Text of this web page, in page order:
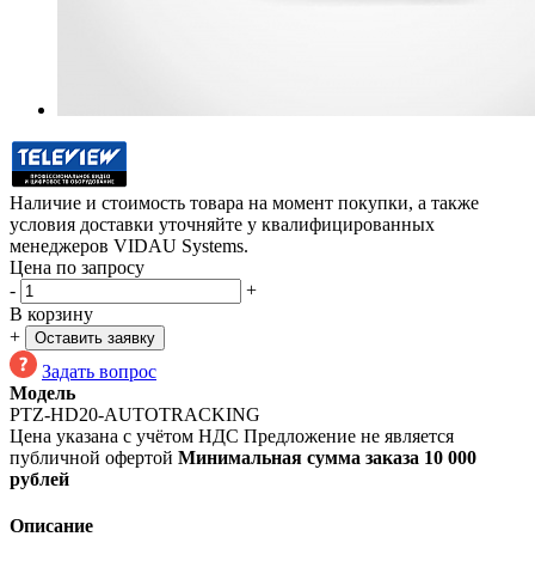
Наличие и стоимость товара на момент покупки, а также
условия доставки уточняйте у квалифицированных
менеджеров VIDAU Systems.
Цена по запросу
-
+
В корзину
+
Оставить заявку
Задать вопрос
Модель
PTZ-HD20-AUTOTRACKING
Цена указана с учётом НДС Предложение не является
публичной офертой Минимальная сумма заказа 10 000
рублей
Описание